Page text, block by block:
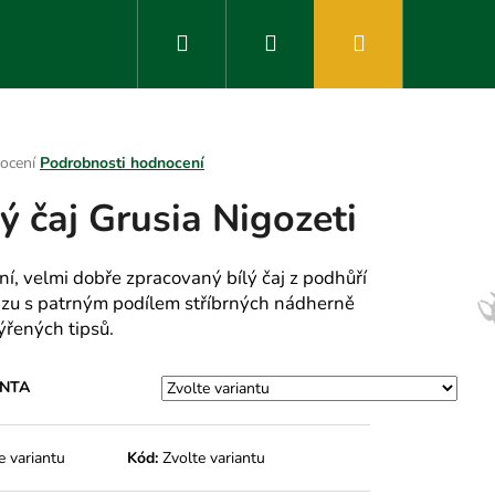
Hledat Přihlášení
Podrobnosti hodnocení
čaj Grusia Nigozeti
velmi dobře zpracovaný bílý čaj z podhůří
s patrným podílem stříbrných nádherně
tipsů.
variantu Kód: Zvolte variantu